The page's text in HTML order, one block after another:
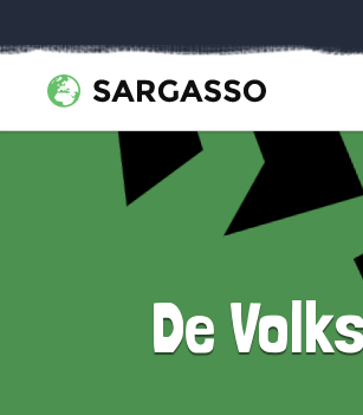
De